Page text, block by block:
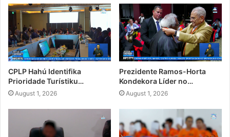
CPLP Hahú Identifika
Prioridade Turístiku…
August 1, 2026
Prezidente Ramos-Horta
Kondekora Líder no…
August 1, 2026